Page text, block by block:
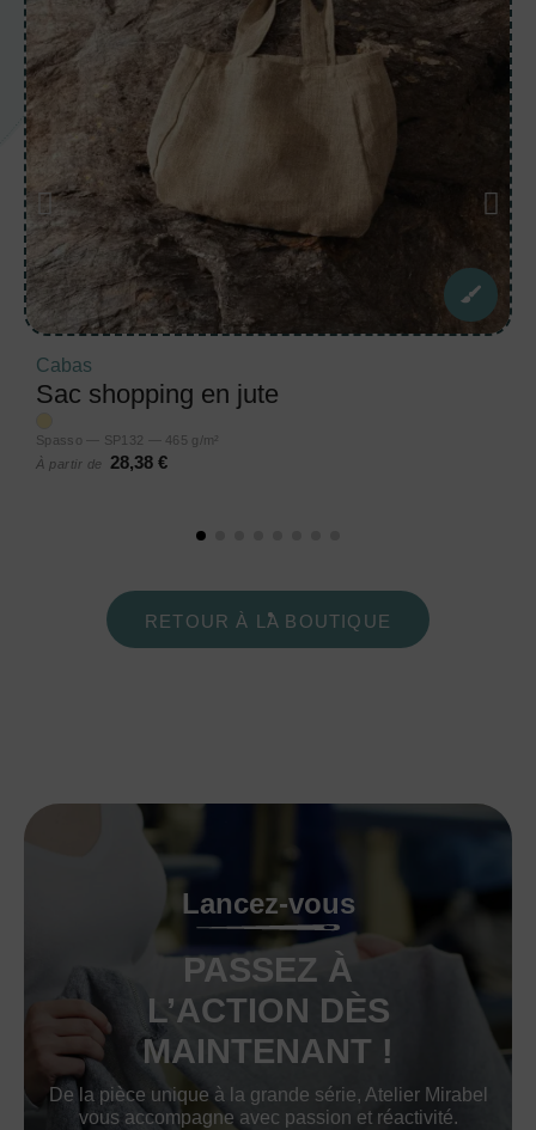
Cabas
Sac shopping en jute
Spasso — SP132 — 465 g/m²
À partir de
28,38 €
RETOUR À LA BOUTIQUE
Lancez-vous
PASSEZ À
L’ACTION DÈS
MAINTENANT !
De la pièce unique à la grande série, Atelier Mirabel
vous accompagne avec passion et réactivité.